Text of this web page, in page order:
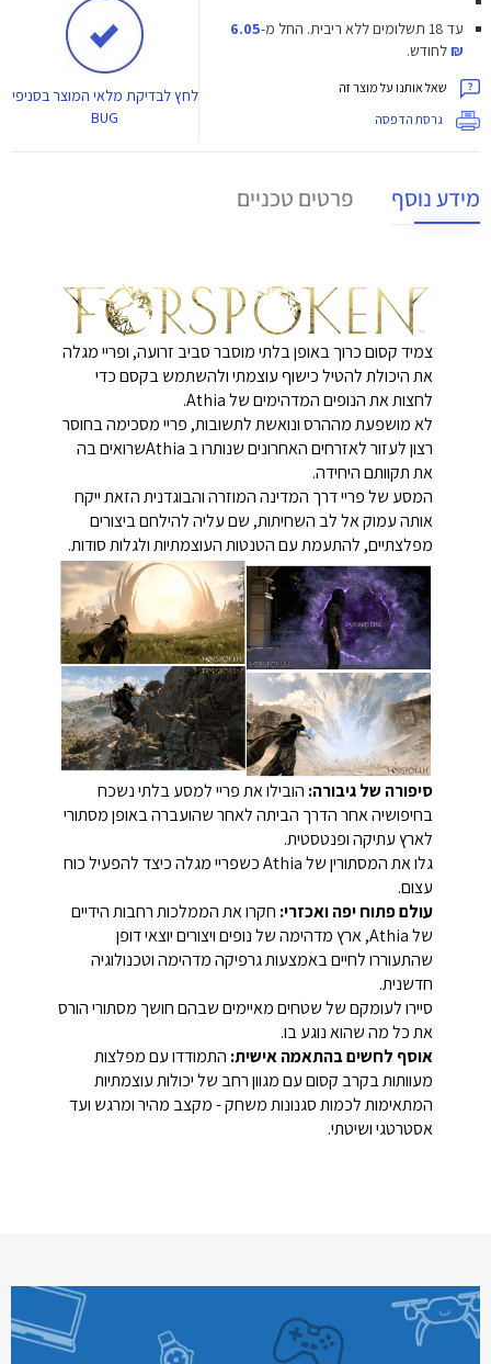
עד 18 תשלומים ללא ריבית. החל מ-6.05
₪לחודש.
שאל אותנו על מוצר זה
גרסת הדפסה
לחץלבדיקת מלאי המוצר בסניפי
BUG
מידע נוסף פרטים טכניים
צמיד קסום כרוך באופן בלתי מוסבר סביב זרועה, ופריי מגלה
את היכולת להטיל כישוף עוצמתי ולהשתמש בקסם כדי
לחצות את הנופים המדהימים של Athia.
לא מושפעת מההרס ונואשת לתשובות, פריי מסכימה בחוסר
רצון לעזור לאזרחים האחרונים שנותרו ב Athiaשרואים בה
את תקוותם היחידה.
המסע של פריי דרך המדינה המוזרה והבוגדנית הזאת ייקח
אותה עמוק אל לב השחיתות, שם עליה להילחם ביצורים
מפלצתיים, להתעמת עם הטנטות העוצמתיות ולגלות סודות.
סיפורה של גיבורה: הובילו את פריי למסע בלתי נשכח
בחיפושיה אחר הדרך הביתה לאחר שהועברה באופן מסתורי
לארץ עתיקה ופנטסטית.
גלו את המסתורין של Athia
כשפריי מגלה כיצד להפעיל כוח
עצום.
עולם פתוח יפה ואכזרי: חקרו את הממלכות רחבות הידיים
שלAthia, ארץ מדהימה של נופים ויצורים יוצאי דופן
שהתעוררו לחיים באמצעות גרפיקה מדהימה וטכנולוגיה
חדשנית.
סיירו לעומקם של שטחים מאיימים שבהם חושך מסתורי הורס
את כל מה שהוא נוגע בו.
אוסף לחשים בהתאמה אישית: התמודדו עם מפלצות
מעוותות בקרב קסום עם מגוון רחב של יכולות עוצמתיות
המתאימות לכמות סגנונות משחק - מקצב מהיר ומרגש ועד
אסטרטגי ושיטתי.